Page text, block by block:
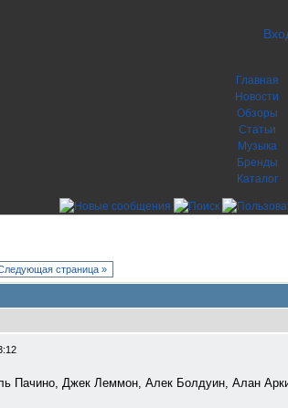
Главная
Новости
Обзоры
Статьи
Музыка
Бренды
Каталог
страница »
Пачино, Джек Леммон, Алек Болдуин, Алан